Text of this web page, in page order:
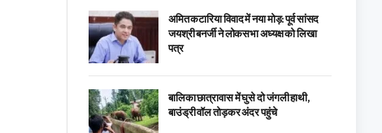
अमित कटारिया विवाद में नया मोड़: पूर्व सांसद
जयश्री बनर्जी ने लोकसभा अध्यक्ष को लिखा
पत्र
बालिका छात्रावास में घुसे दो जंगली हाथी,
बाउंड्री वॉल तोड़कर अंदर पहुंचे